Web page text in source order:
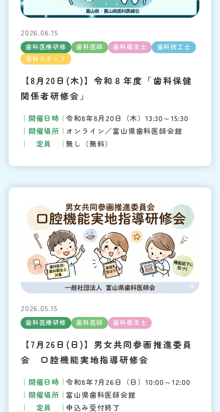
2026.06.15
歯科医療研修 歯科医師 歯科衛生士
歯科技工士
歯科スタッフ
【8月20日(木)】令和８年度「歯科保健
関係者研修会」
開催日時
令和8年8月20日（木）13:30～15:30
開催場所
オンライン／富山県歯科医師会館
定員
無し（無料）
2026.05.15
歯科医療研修 歯科医師 歯科衛生士
【7月26日(日)】男女共同参画推進委員
会 口腔機能実地指導研修会
開催日時
令和8年7月26日（日）10:00～12:00
開催場所
富山県歯科医師会館
定員
申込み受付終了